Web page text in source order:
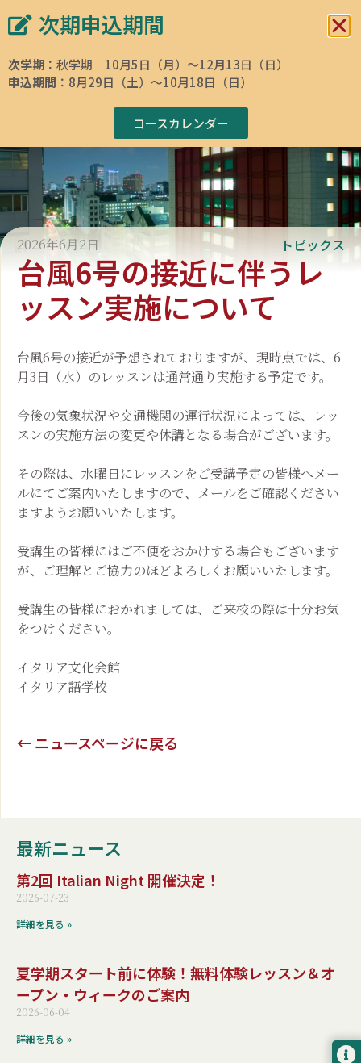
イタリア文化会館 東京
ホームページ»ニュース »台風6号の接近に伴うレッスン実施について
2026年6月2日 トピックス
台風6号の接近に伴うレ
ッスン実施について
台風6号の接近が予想されておりますが、現時点では、6
月3日（水）のレッスンは通常通り実施する予定です。
今後の気象状況や交通機関の運行状況によっては、レッ
スンの実施方法の変更や休講となる場合がございます。
その際は、水曜日にレッスンをご受講予定の皆様へメー
ルにてご案内いたしますので、メールをご確認ください
ますようお願いいたします。
受講生の皆様にはご不便をおかけする場合もございます
が、ご理解とご協力のほどよろしくお願いいたします。
受講生の皆様におかれましては、ご来校の際は十分お気
をつけください。
イタリア文化会館
イタリア語学校
← ニュースページに戻る
最新ニュース
第2回 Italian Night 開催決定！
2026-07-23
詳細を見る »
夏学期スタート前に体験！無料体験レッスン＆オ
ープン・ウィークのご案内
2026-06-04
詳細を見る »
次期申込期間
次学期 ：秋学期 10月5日（月）～12月13日（日）
申込期間 ：8月29日（土）～10月18日（日）
コースカレンダー